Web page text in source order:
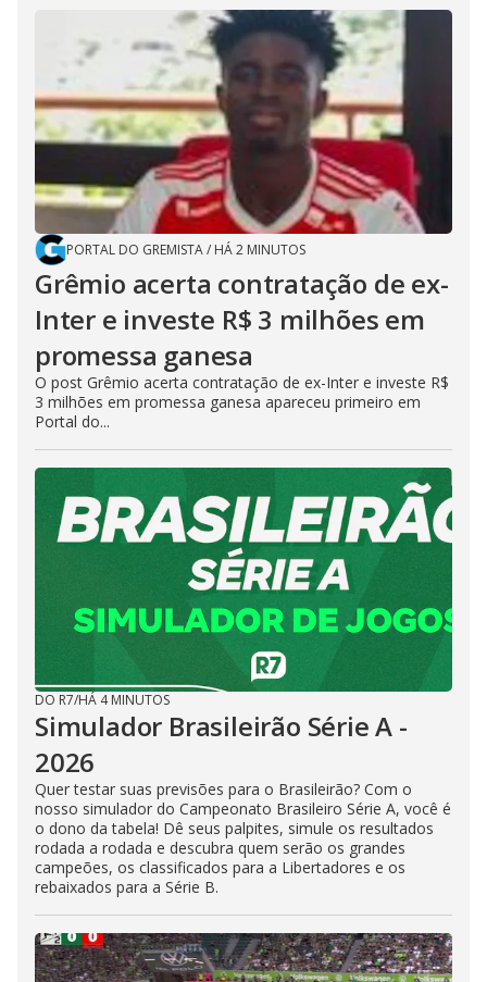
PORTAL DO GREMISTA/ HÁ 2 MINUTOS
Grêmio acerta contratação de ex-
Inter e investe R$ 3 milhões em
promessa ganesa
O post Grêmio acerta contratação de ex-Inter e investe R$
3 milhões em promessa ganesa apareceu primeiro em
Portal do...
DO R7/HÁ 4 MINUTOS
Simulador Brasileirão Série A -
2026
Quer testar suas previsões para o Brasileirão? Com o
nosso simulador do Campeonato Brasileiro Série A, você é
o dono da tabela! Dê seus palpites, simule os resultados
rodada a rodada e descubra quem serão os grandes
campeões, os classificados para a Libertadores e os
rebaixados para a Série B.